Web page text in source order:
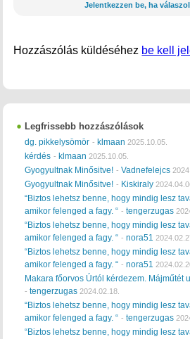
Jelentkezzen be, ha
Hozzászólás küldéséhez be kell
Legfrissebb hozzászólások
dg. pikkelysömör - klmaan 2025.10.05.
kérdés - klmaan 2025.10.05.
Gyogyultnak Minősitve! -Vadnefelejcs
Gyogyultnak Minősitve! - Kiskiraly
“Biztos lehetsz benne, hogy mindig lesz
amikor felenged a fagy. “ -tengerzugas
“Biztos lehetsz benne, hogy mindig lesz
amikor felenged a fagy. “ -nora51
“Biztos lehetsz benne, hogy mindig lesz
amikor felenged a fagy. “ -nora51
Makara főorvos Úrtól kérdezem. Májműtét
-tengerzugas 2024.02.18.
“Biztos lehetsz benne, hogy mindig lesz
amikor felenged a fagy. “ -tengerzugas
“Biztos lehetsz benne, hogy mindig lesz